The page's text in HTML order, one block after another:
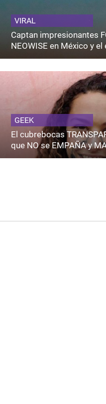
VIRAL
Captan impresionantes
NEOWISE en México y el
GEEK
El cubrebocas
que NO se EMPAÑA y